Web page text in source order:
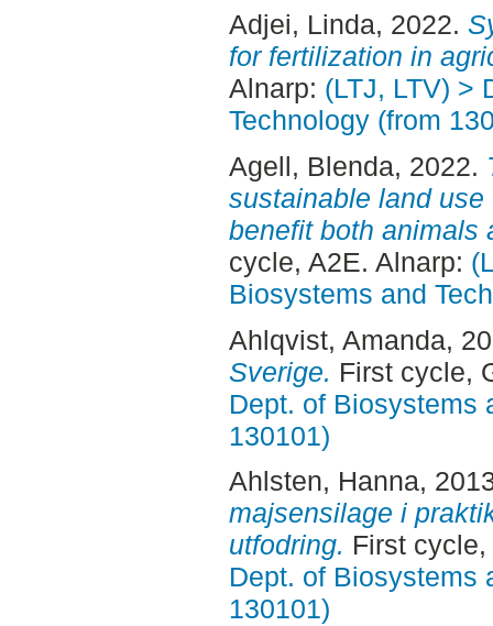
Adjei, Linda, 2022.
for fertilization in
Alnarp: (LTJ, LTV) >
Technology (from
Agell, Blenda, 2022.
sustainable land
benefit both animals
cycle, A2E. Alnarp:
Biosystems and
Ahlqvist, Amanda,
Sverige. First cycle,
Dept. of Biosystems
130101)
Ahlsten, Hanna,
majsensilage i
utfodring. First
Dept. of Biosystems
130101)